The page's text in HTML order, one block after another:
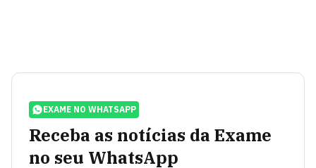
EXAME NO WHATSAPP
Receba as notícias da Exame
no seu WhatsApp